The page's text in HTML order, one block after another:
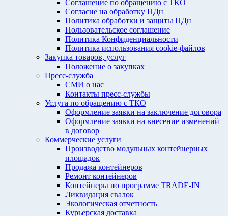
Соглашение по обращению с ТКО
Согласие на обработку ПДн
Политика обработки и защиты ПДн
Пользовательское соглашение
Политика Конфиденциальности
Политика использования cookie-файлов
Закупка товаров, услуг
Положение о закупках
Пресс-служба
СМИ о нас
Контакты пресс-службы
Услуга по обращению с ТКО
Оформление заявки на заключение договора
Оформление заявки на внесение изменений
в договор
Коммерческие услуги
Производство модульных контейнерных
площадок
Продажа контейнеров
Ремонт контейнеров
Контейнеры по программе TRADE-IN
Ликвидация свалок
Экологическая отчетность
Курьерская доставка